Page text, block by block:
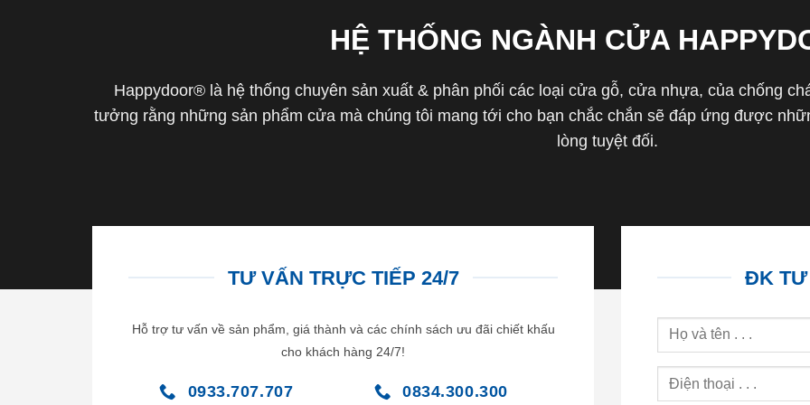
HỆ THỐNG NGÀNH CỬA
Happydoor® là hệ thống chuyên sản xuất & phân phối các loại cửa gỗ, cửa nhựa, của chống
tưởng rằng những sản phẩm cửa mà chúng tôi mang tới cho bạn chắc chắn sẽ đáp ứng được
lòng tuyệt đối.
TƯ VẤN TRỰC TIẾP 24/7
Hỗ trợ tư vấn về sản phẩm, giá thành và các chính sách ưu đãi chiết khấu
cho khách hàng 24/7!
0933.707.707 0834.300.300
ĐK TƯ